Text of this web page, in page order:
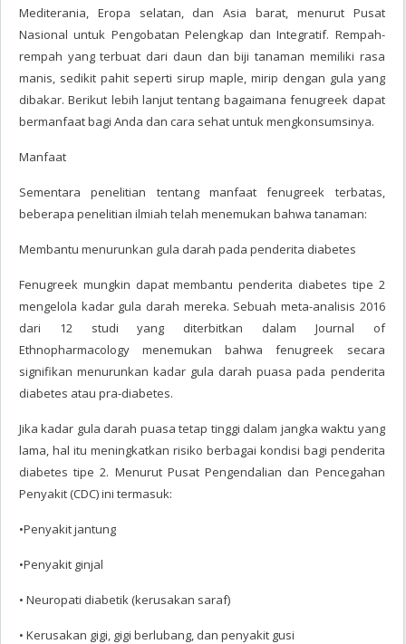
Mediterania, Eropa selatan, dan Asia barat, menurut Pusat
Nasional untuk Pengobatan Pelengkap dan Integratif. Rempah-
rempah yang terbuat dari daun dan biji tanaman memiliki rasa
manis, sedikit pahit seperti sirup maple, mirip dengan gula yang
dibakar. Berikut lebih lanjut tentang bagaimana fenugreek dapat
bermanfaat bagi Anda dan cara sehat untuk mengkonsumsinya.
Manfaat
Sementara penelitian tentang manfaat fenugreek terbatas,
beberapa penelitian ilmiah telah menemukan bahwa tanaman:
Membantu menurunkan gula darah pada penderita diabetes
Fenugreek mungkin dapat membantu penderita diabetes tipe 2
mengelola kadar gula darah mereka. Sebuah meta-analisis 2016
dari 12 studi yang diterbitkan dalam Journal of
Ethnopharmacology menemukan bahwa fenugreek secara
signifikan menurunkan kadar gula darah puasa pada penderita
diabetes atau pra-diabetes.
Jika kadar gula darah puasa tetap tinggi dalam jangka waktu yang
lama, hal itu meningkatkan risiko berbagai kondisi bagi penderita
diabetes tipe 2. Menurut Pusat Pengendalian dan Pencegahan
Penyakit (CDC) ini termasuk:
•Penyakit jantung
•Penyakit ginjal
• Neuropati diabetik (kerusakan saraf)
• Kerusakan gigi, gigi berlubang, dan penyakit gusi